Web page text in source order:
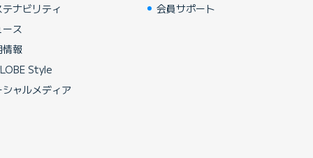
ナビリティ
ス
情報
Style
シャルメディア
会員サポート